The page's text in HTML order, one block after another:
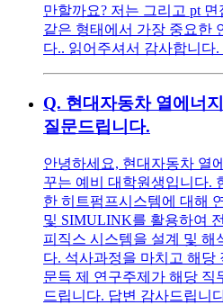
만할까요? 저는 그리고 pt
같은 형태에서 가장 중요한
다.. 읽어주셔서 감사합니다.
Q. 현대자동차 열에너
질문드립니다.
안녕하세요, 현대자동차 열
꾸는 예비 대학원생입니다.
한 히트펌프시스템에 대해
및 SIMULINK를 활용하여
피직스 시스템을 설계 및 해
다. 석사과정을 마치고 해당
문득 제 연구주제가 해당 직
드립니다. 답변 감사드립니